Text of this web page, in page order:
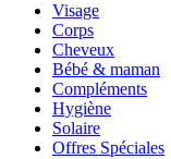
Visage
Corps
Cheveux
Bébé & maman
Compléments
Hygiène
Solaire
Offres Spéciales